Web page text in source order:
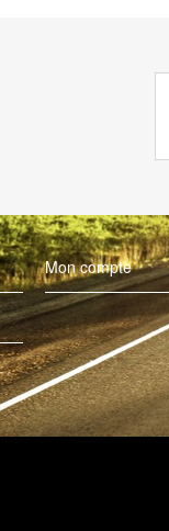
Mon compte